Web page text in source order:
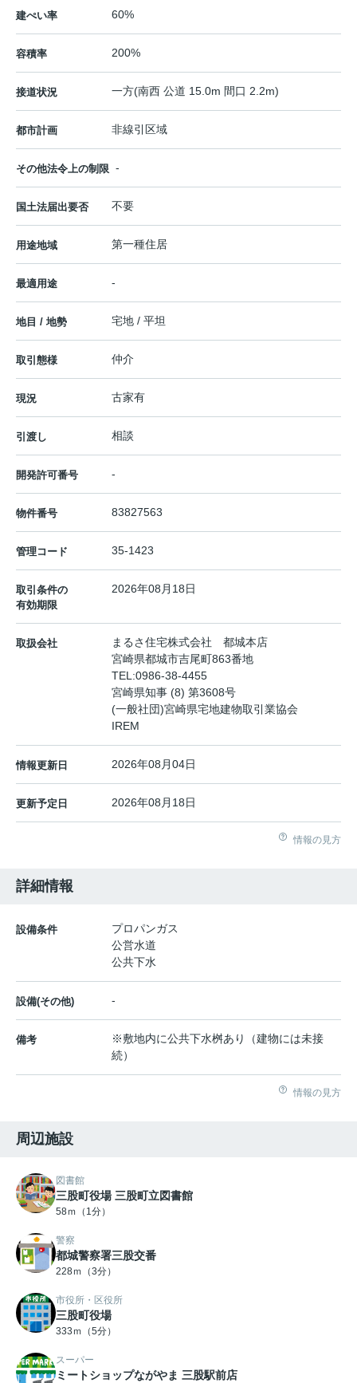
建ぺい率 60%
容積率 200%
接道状況 一方(南西 公道 15.0m 間口 2.2m)
都市計画 非線引区域
その他法令上の制限 -
国土法届出要否 不要
用途地域 第一種住居
最適用途 -
地目 / 地勢 宅地 / 平坦
取引態様 仲介
現況 古家有
引渡し 相談
開発許可番号 -
物件番号 83827563
管理コード 35-1423
取引条件の
有効期限
2026年08月18日
取扱会社
まるさ住宅株式会社 都城本店
宮崎県都城市吉尾町863番地
TEL:0986-38-4455
宮崎県知事 (8) 第3608号
(一般社団)宮崎県宅地建物取引業協会
IREM
情報更新日 2026年08月04日
更新予定日 2026年08月18日
情報の見方
詳細情報
設備条件
プロパンガス
公営水道
公共下水
設備(その他) -
備考
※敷地内に公共下水桝あり（建物には未接
続）
情報の見方
周辺施設
図書館
三股町役場 三股町立図書館
58ｍ（1分）
警察
都城警察署三股交番
228ｍ（3分）
市役所・区役所
三股町役場
333ｍ（5分）
スーパー
ミートショップながやま 三股駅前店